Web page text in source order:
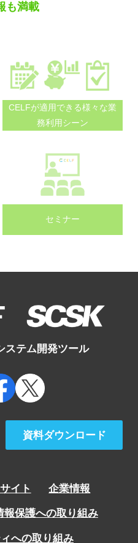
も満載
CELFが適用できる様々な業
務利用シーン
セミナー
ステム開発ツール
資料ダウンロード
イト 企業情報
報保護への取り組み
への取り組み